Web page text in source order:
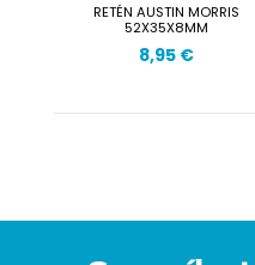
RETÉN AUSTIN MORRIS
52X35X8MM
8,95 €